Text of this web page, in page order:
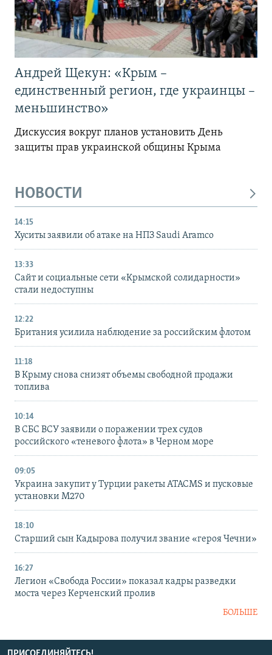
Андрей Щекун: «Крым –
единственный регион, где украинцы –
меньшинство»
Дискуссия вокруг планов установить День
защиты прав украинской общины Крыма
НОВОСТИ
14:15
Хуситы заявили об атаке на НПЗ Saudi Aramco
13:33
Сайт и социальные сети «Крымской солидарности»
стали недоступны
12:22
Британия усилила наблюдение за российским флотом
11:18
В Крыму снова снизят объемы свободной продажи
топлива
10:14
В СБС ВСУ заявили о поражении трех судов
российского «теневого флота» в Черном море
09:05
Украина закупит у Турции ракеты ATACMS и пусковые
установки M270
18:10
Старший сын Кадырова получил звание «героя Чечни»
16:27
Легион «Свобода России» показал кадры разведки
моста через Керченский пролив
БОЛЬШЕ